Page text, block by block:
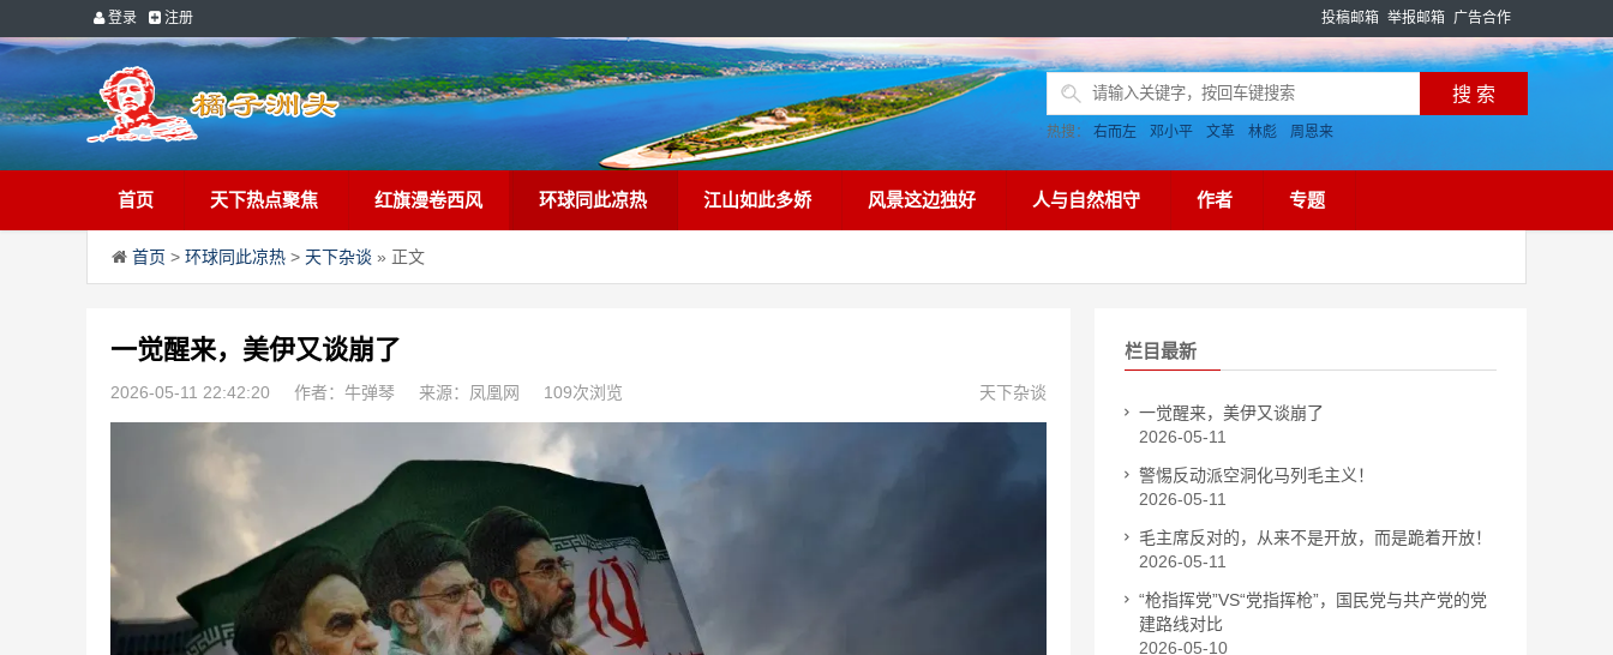
登录 注册 投稿邮箱 举报邮箱 广告合作
热搜： 右而左 邓小平 文革 林彪 周恩来
首页 天下热点聚焦 红旗漫卷西风 环球同此凉热 江山如此多娇 风景这边独好 人与自然相守 作者 专题
首页 > 环球同此凉热 > 天下杂谈 » 正文
一觉醒来，美伊又谈崩了
2026-05-11 22:42:20 作者：牛弹琴 来源：凤凰网 109次浏览 天下杂谈
栏目最新
一觉醒来，美伊又谈崩了
2026-05-11
警惕反动派空洞化马列毛主义！
2026-05-11
毛主席反对的，从来不是开放，而是跪着开放！
2026-05-11
“枪指挥党”VS“党指挥枪”，国民党与共产党的党
建路线对比
2026-05-10